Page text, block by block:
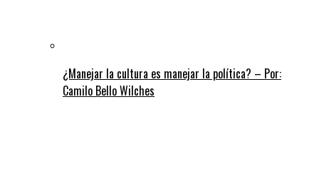
¿Manejar la cultura es manejar la política? – Por:
Camilo Bello Wilches